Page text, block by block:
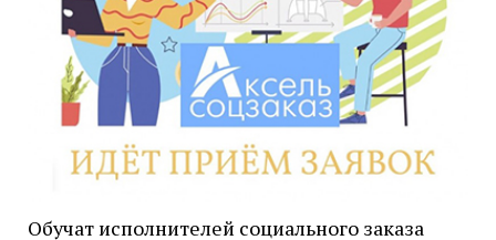
Обучат исполнителей социального заказа